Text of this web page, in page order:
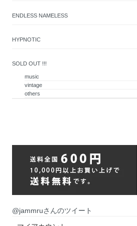
ENDLESS NAMELESS
HYPNOTIC
SOLD OUT !!!
music
vintage
others
@jammruさんのツイート